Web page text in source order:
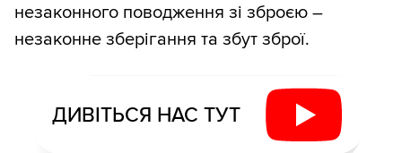
незаконного поводження зі зброєю –
незаконне зберігання та збут зброї.
ДИВІТЬСЯ НАС ТУТ